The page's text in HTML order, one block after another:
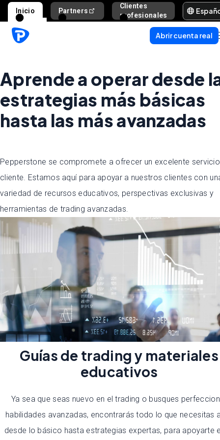
Inicio Partners
Clientes
profesionales
Ayuda y
Abrir cuenta real
Aprende a operar desde
estrategias más básicas
hasta las más avanzadas
Pepperstone se compromete a ofrecer un excelente
cliente. Estamos aquí para apoyar a nuestros clientes con
variedad de recursos educativos, perspectivas exclusivas y
herramientas de trading avanzadas.
Guías de trading y materiales
educativos
Ya sea que seas nuevo en el trading o busques
habilidades avanzadas, encontrarás todo lo que necesitas
desde lo básico hasta estrategias expertas, para apoyarte